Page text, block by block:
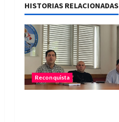
ó
n
d
e
HISTORIAS RELACIONADAS
Reconquista